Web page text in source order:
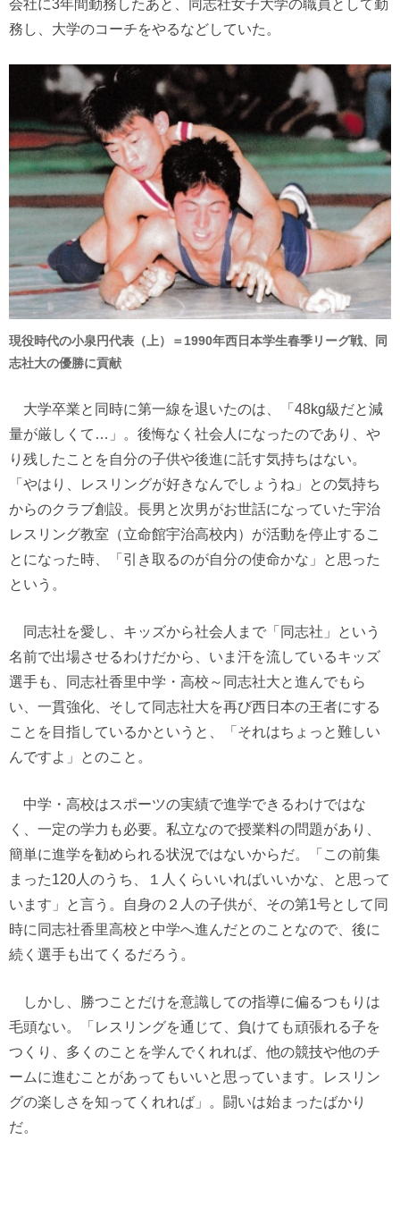
会社に3年間勤務したあと、同志社女子大学の職員として勤
務し、大学のコーチをやるなどしていた。
現役時代の小泉円代表（上）＝1990年西日本学生春季リーグ戦、同
志社大の優勝に貢献
大学卒業と同時に第一線を退いたのは、「48kg級だと減
量が厳しくて…」。後悔なく社会人になったのであり、や
り残したことを自分の子供や後進に託す気持ちはない。
「やはり、レスリングが好きなんでしょうね」との気持ち
からのクラブ創設。長男と次男がお世話になっていた宇治
レスリング教室（立命館宇治高校内）が活動を停止するこ
とになった時、「引き取るのが自分の使命かな」と思った
という。
同志社を愛し、キッズから社会人まで「同志社」という
名前で出場させるわけだから、いま汗を流しているキッズ
選手も、同志社香里中学・高校～同志社大と進んでもら
い、一貫強化、そして同志社大を再び西日本の王者にする
ことを目指しているかというと、「それはちょっと難しい
んですよ」とのこと。
中学・高校はスポーツの実績で進学できるわけではな
く、一定の学力も必要。私立なので授業料の問題があり、
簡単に進学を勧められる状況ではないからだ。「この前集
まった120人のうち、１人くらいいればいいかな、と思って
います」と言う。自身の２人の子供が、その第1号として同
時に同志社香里高校と中学へ進んだとのことなので、後に
続く選手も出てくるだろう。
しかし、勝つことだけを意識しての指導に偏るつもりは
毛頭ない。「レスリングを通じて、負けても頑張れる子を
つくり、多くのことを学んでくれれば、他の競技や他のチ
ームに進むことがあってもいいと思っています。レスリン
グの楽しさを知ってくれれば」。闘いは始まったばかり
だ。